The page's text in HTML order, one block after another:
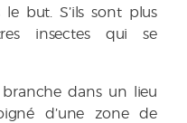
but. S’ils sont plus
insectes qui se
dans un lieu
d’une zone de